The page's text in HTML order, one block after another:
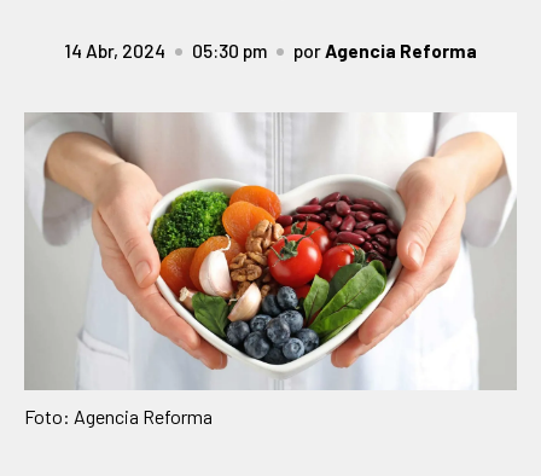
14 Abr, 2024 05:30 pm porAgencia Reforma
Foto: Agencia Reforma